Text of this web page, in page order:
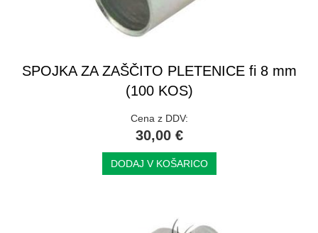
SPOJKA ZA ZAŠČITO PLETENICE fi 8 mm
(100 KOS)
Cena z DDV:
30,00 €
DODAJ V KOŠARICO